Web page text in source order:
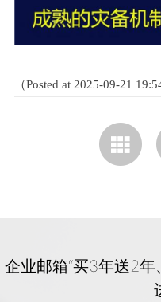
（Posted at 2025-09-21
企业邮箱“买3年送2年